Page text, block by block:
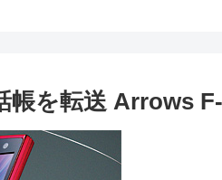
帳を転送 Arrows